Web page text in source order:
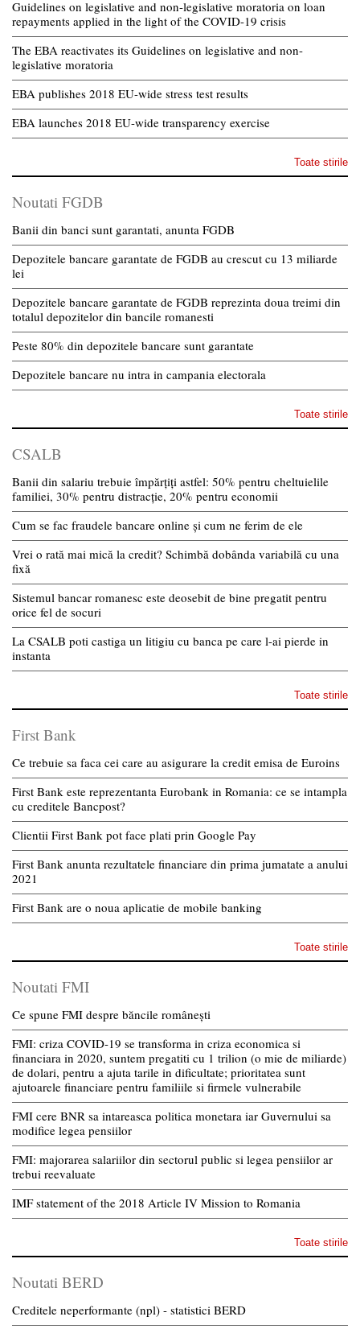
Guidelines on legislative and non-legislative moratoria on loan
repayments applied in the light of the COVID-19 crisis
The EBA reactivates its Guidelines on legislative and non-
legislative moratoria
EBA publishes 2018 EU-wide stress test results
EBA launches 2018 EU-wide transparency exercise
Toate stirile
Noutati FGDB
Banii din banci sunt garantati, anunta FGDB
Depozitele bancare garantate de FGDB au crescut cu 13 miliarde
lei
Depozitele bancare garantate de FGDB reprezinta doua treimi din
totalul depozitelor din bancile romanesti
Peste 80% din depozitele bancare sunt garantate
Depozitele bancare nu intra in campania electorala
Toate stirile
CSALB
Banii din salariu trebuie împărțiți astfel: 50% pentru cheltuielile
familiei, 30% pentru distracție, 20% pentru economii
Cum se fac fraudele bancare online și cum ne ferim de ele
Vrei o rată mai mică la credit? Schimbă dobânda variabilă cu una
fixă
Sistemul bancar romanesc este deosebit de bine pregatit pentru
orice fel de socuri
La CSALB poti castiga un litigiu cu banca pe care l-ai pierde in
instanta
Toate stirile
First Bank
Ce trebuie sa faca cei care au asigurare la credit emisa de Euroins
First Bank este reprezentanta Eurobank in Romania: ce se intampla
cu creditele Bancpost?
Clientii First Bank pot face plati prin Google Pay
First Bank anunta rezultatele financiare din prima jumatate a anului
2021
First Bank are o noua aplicatie de mobile banking
Toate stirile
Noutati FMI
Ce spune FMI despre băncile românești
FMI: criza COVID-19 se transforma in criza economica si
financiara in 2020, suntem pregatiti cu 1 trilion (o mie de miliarde)
de dolari, pentru a ajuta tarile in dificultate; prioritatea sunt
ajutoarele financiare pentru familiile si firmele vulnerabile
FMI cere BNR sa intareasca politica monetara iar Guvernului sa
modifice legea pensiilor
FMI: majorarea salariilor din sectorul public si legea pensiilor ar
trebui reevaluate
IMF statement of the 2018 Article IV Mission to Romania
Toate stirile
Noutati BERD
Creditele neperformante (npl) - statistici BERD